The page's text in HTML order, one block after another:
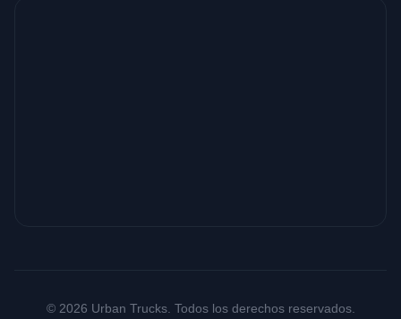
© 2026 Urban Trucks. Todos los derechos reservados.